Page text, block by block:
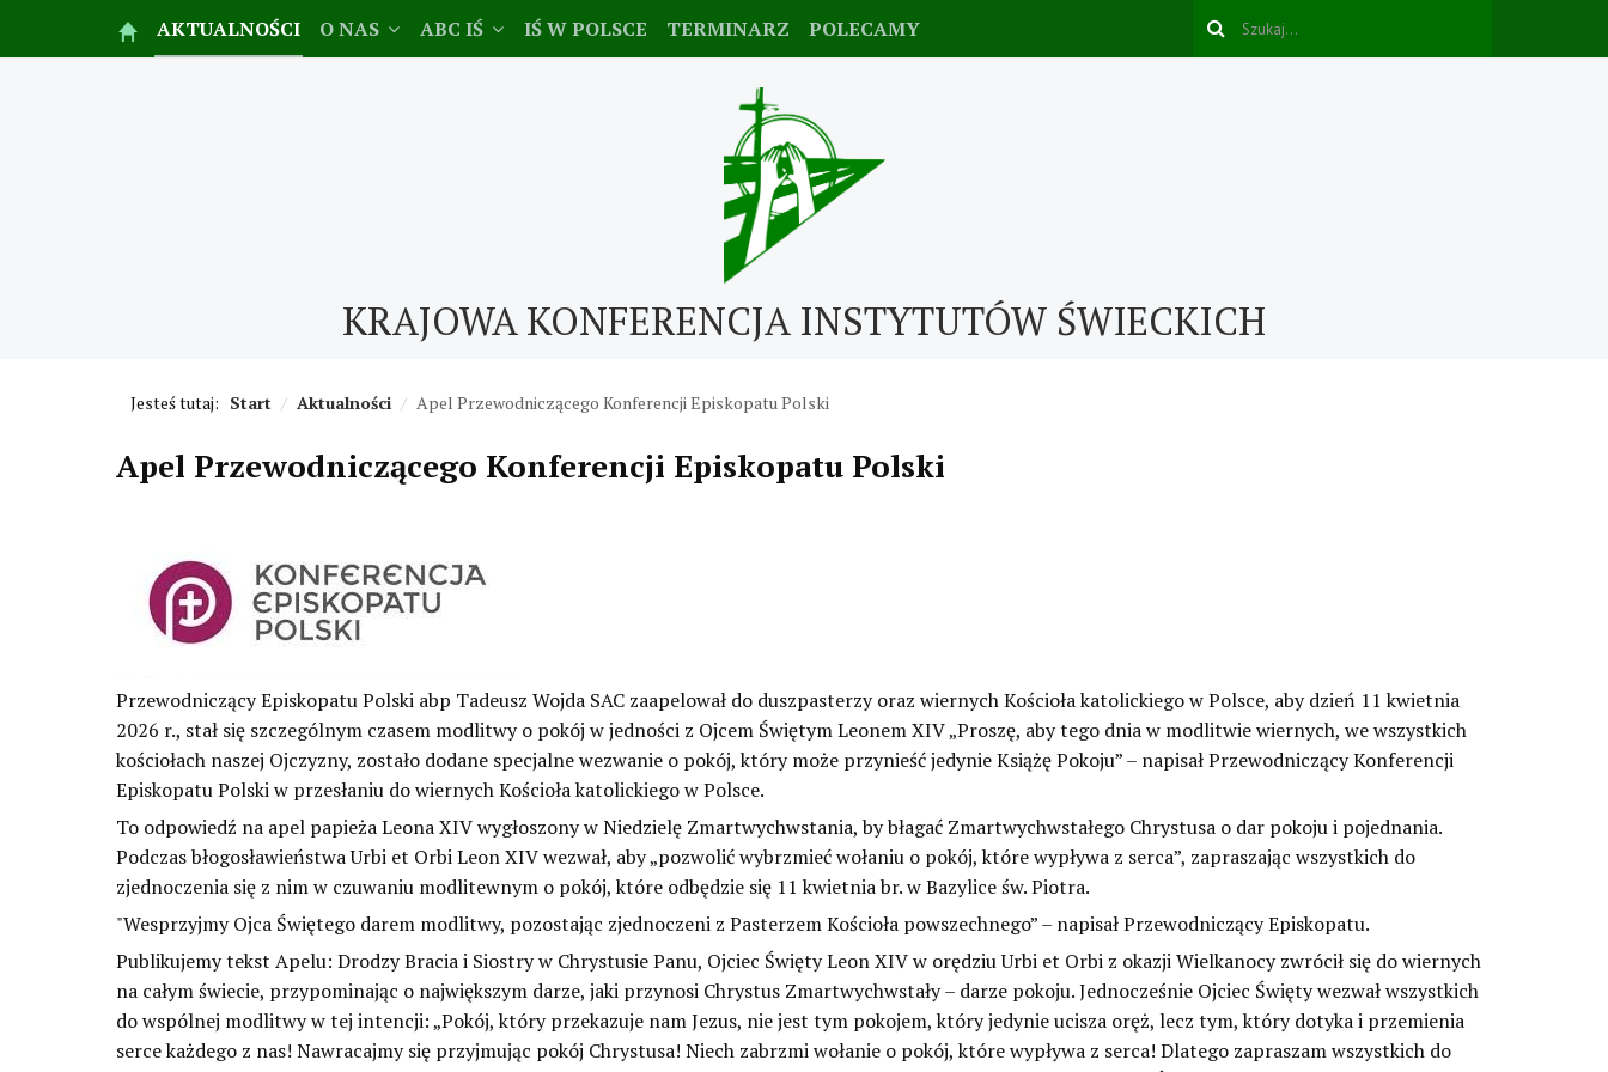
AKTUALNOŚCI O NAS ABC IŚ IŚ W POLSCE TERMINARZ POLECAMY
KRAJOWA KONFERENCJA INSTYTUTÓW ŚWIECKICH
Jesteś tutaj: Start / Aktualności / Apel Przewodniczącego Konferencji Episkopatu Polski
Apel Przewodniczącego Konferencji Episkopatu Polski
Przewodniczący Episkopatu Polski abp Tadeusz Wojda SAC zaapelował do duszpasterzy oraz wiernych Kościoła katolickiego w Polsce, aby dzień 11 kwietnia
2026 r., stał się szczególnym czasem modlitwy o pokój w jedności z Ojcem Świętym Leonem XIV „Proszę, aby tego dnia w modlitwie wiernych, we wszystkich
kościołach naszej Ojczyzny, zostało dodane specjalne wezwanie o pokój, który może przynieść jedynie Książę Pokoju” – napisał Przewodniczący Konferencji
Episkopatu Polski w przesłaniu do wiernych Kościoła katolickiego w Polsce.
To odpowiedź na apel papieża Leona XIV wygłoszony w Niedzielę Zmartwychwstania, by błagać Zmartwychwstałego Chrystusa o dar pokoju i pojednania.
Podczas błogosławieństwa Urbi et Orbi Leon XIV wezwał, aby „pozwolić wybrzmieć wołaniu o pokój, które wypływa z serca”, zapraszając wszystkich do
zjednoczenia się z nim w czuwaniu modlitewnym o pokój, które odbędzie się 11 kwietnia br. w Bazylice św. Piotra.
"Wesprzyjmy Ojca Świętego darem modlitwy, pozostając zjednoczeni z Pasterzem Kościoła powszechnego” – napisał Przewodniczący Episkopatu.
Publikujemy tekst Apelu: Drodzy Bracia i Siostry w Chrystusie Panu, Ojciec Święty Leon XIV w orędziu Urbi et Orbi z okazji Wielkanocy zwrócił się do wiernych
na całym świecie, przypominając o największym darze, jaki przynosi Chrystus Zmartwychwstały – darze pokoju. Jednocześnie Ojciec Święty wezwał wszystkich
do wspólnej modlitwy w tej intencji: „Pokój, który przekazuje nam Jezus, nie jest tym pokojem, który jedynie ucisza oręż, lecz tym, który dotyka i przemienia
serce każdego z nas! Nawracajmy się przyjmując pokój Chrystusa! Niech zabrzmi wołanie o pokój, które wypływa z serca! Dlatego zapraszam wszystkich do